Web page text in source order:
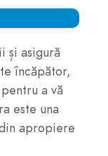
și asigură
încăpător,
a vă
este una
apropiere